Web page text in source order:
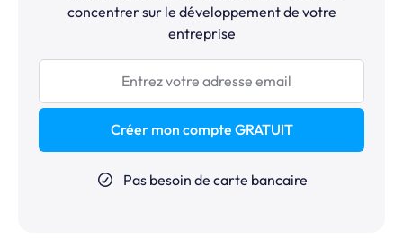
concentrer sur le développement de votre
entreprise
Créer mon compte GRATUIT
Pas besoin de carte bancaire